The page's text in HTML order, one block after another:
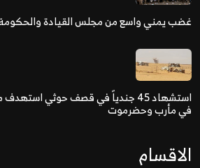
غضب يمني واسع من مجلس القيادة والحكومة
استشهاد 45 جندياً في قصف حوثي
في مأرب وحضرموت
الاقسام